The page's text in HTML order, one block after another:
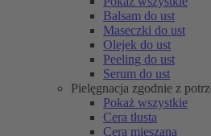
Balsam do ust
Maseczki do ust
Olejek do ust
Peeling do ust
Serum do ust
Pielęgnacja zgodnie z
Pokaż wszystkie
Cera tłusta
Cera mieszana